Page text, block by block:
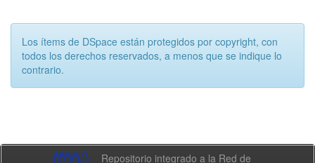
Los ítems de DSpace están protegidos por copyright, con
todos los derechos reservados, a menos que se indique lo
contrario.
Repositorio integrado a la Red de